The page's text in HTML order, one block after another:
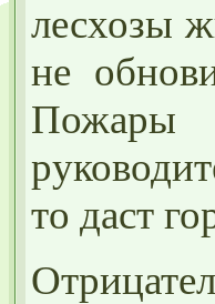
лесхозы
не
Пожары
то даст